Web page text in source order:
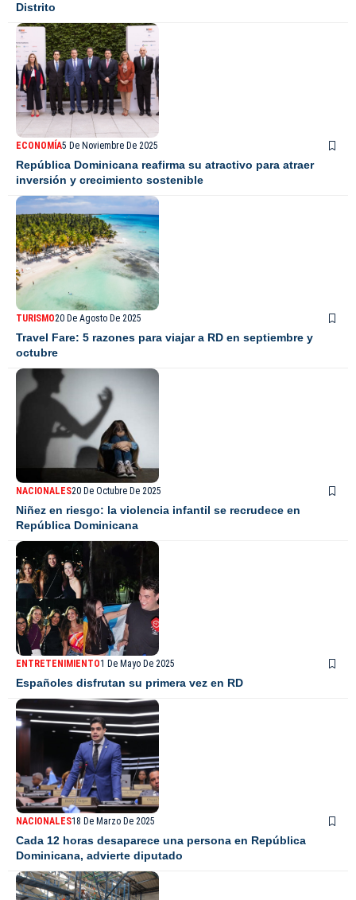
Distrito
ECONOMÍA5 De Noviembre De 2025
República Dominicana reafirma su atractivo para atraer
inversión y crecimiento sostenible
TURISMO20 De Agosto De 2025
Travel Fare: 5 razones para viajar a RD en septiembre y
octubre
NACIONALES20 De Octubre De 2025
Niñez en riesgo: la violencia infantil se recrudece en
República Dominicana
ENTRETENIMIENTO1 De Mayo De 2025
Españoles disfrutan su primera vez en RD
NACIONALES18 De Marzo De 2025
Cada 12 horas desaparece una persona en República
Dominicana, advierte diputado